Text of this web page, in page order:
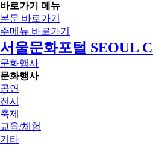
바로가기 메뉴
본문 바로가기
주메뉴 바로가기
서울문화포털 SEOUL
문화행사
문화행사
공연
전시
축제
교육/체험
기타